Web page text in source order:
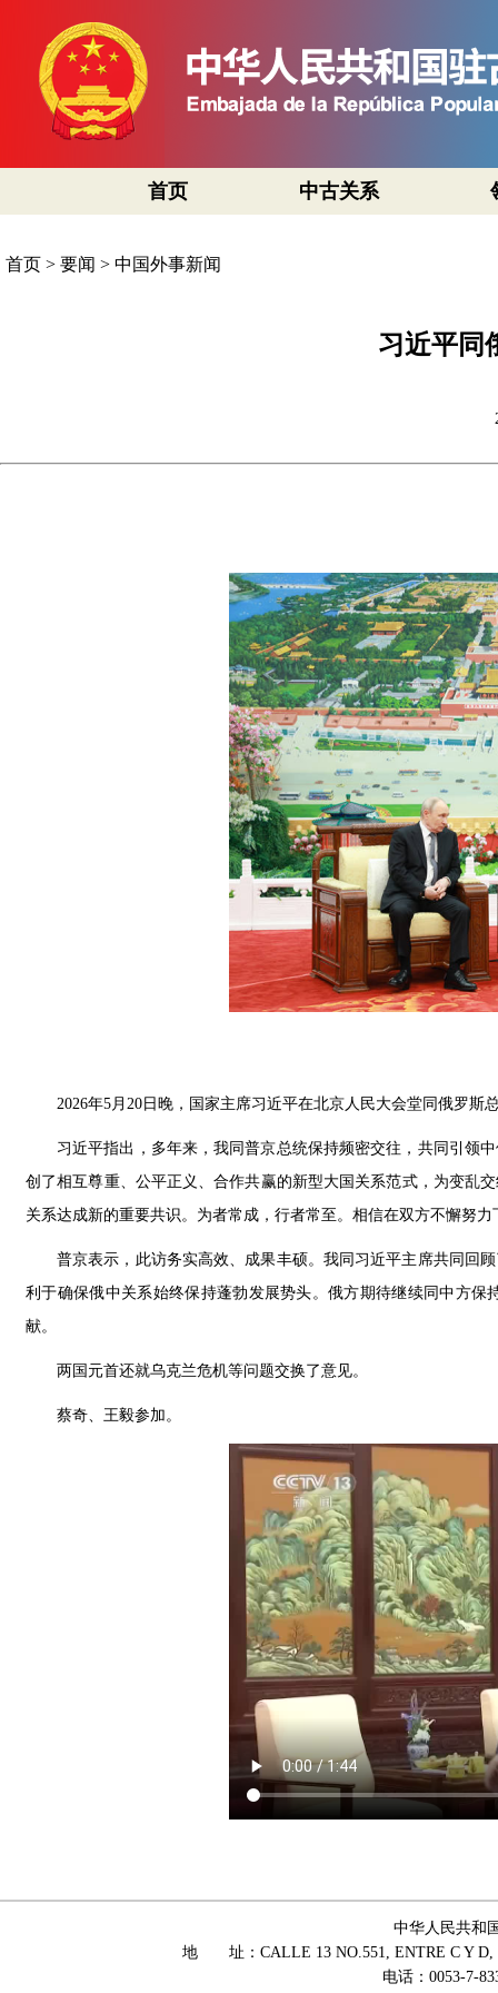
首页 中古关系
首页 > 要闻 > 中国外事新闻
习近平同
2026年5月20日晚，国家主席习近平在北京人民大会堂同俄罗斯
习近平指出，多年来，我同普京总统保持频密交往，共同引领
创了相互尊重、公平正义、合作共赢的新型大国关系范式，为变乱
关系达成新的重要共识。为者常成，行者常至。相信在双方不懈努
普京表示，此访务实高效、成果丰硕。我同习近平主席共同回
利于确保俄中关系始终保持蓬勃发展势头。俄方期待继续同中方
献。
两国元首还就乌克兰危机等问题交换了意见。
蔡奇、王毅参加。
中华人民共和
地 址：CALLE 13 NO.551, ENTRE C Y D,
电话：0053-7-